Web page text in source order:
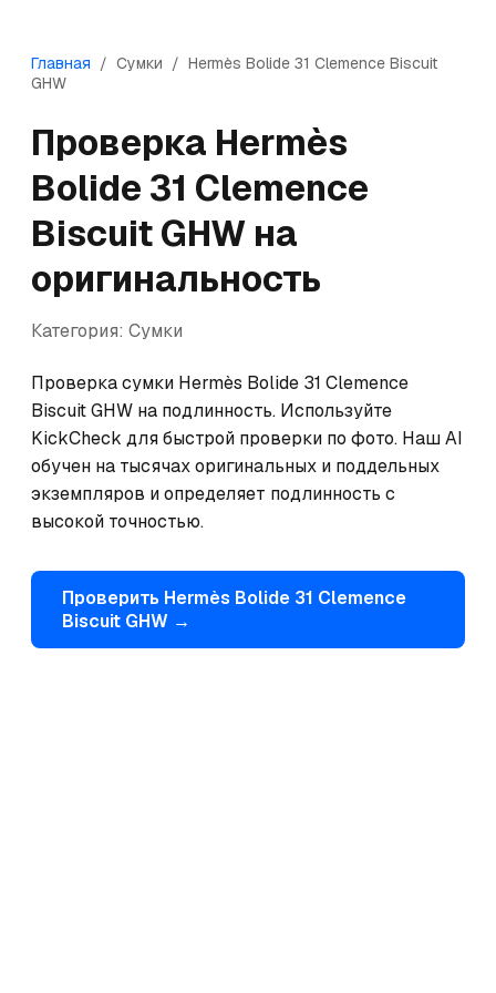
Главная / Сумки / Hermès Bolide 31 Clemence Biscuit
GHW
Проверка Hermès
Bolide 31 Clemence
Biscuit GHW на
оригинальность
Категория: Сумки
Проверка сумки Hermès Bolide 31 Clemence
Biscuit GHW на подлинность. Используйте
KickCheck для быстрой проверки по фото. Наш AI
обучен на тысячах оригинальных и поддельных
экземпляров и определяет подлинность с
высокой точностью.
Проверить Hermès Bolide 31 Clemence
Biscuit GHW →